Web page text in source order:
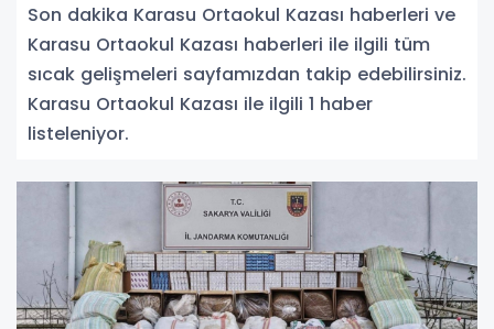
Son dakika Karasu Ortaokul Kazası haberleri ve
Karasu Ortaokul Kazası haberleri ile ilgili tüm
sıcak gelişmeleri sayfamızdan takip edebilirsiniz.
Karasu Ortaokul Kazası ile ilgili 1 haber
listeleniyor.